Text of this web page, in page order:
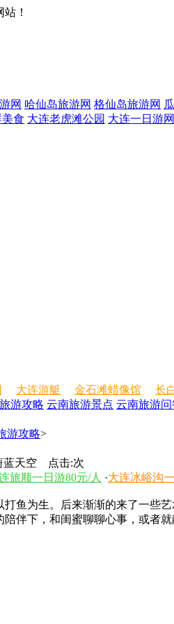
！
网 哈仙岛旅游网 格仙岛旅游网
食 大连老虎滩公园 大连一日游网
大连游艇 金石滩蜡像馆 长
游攻略 云南旅游景点 云南旅游问
游攻略>
蓝天空 点击:次
旅顺一日游80元/人 ·大连冰峪沟
鱼为生。后来渐渐的来了一些
伴下，和闺蜜聊聊心事，或者就